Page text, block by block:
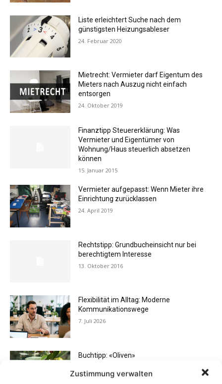
Zustimmung verwalten
Liste erleichtert Suche nach dem
günstigsten Heizungsableser
24. Februar 2020
Mietrecht: Vermieter darf Eigentum des
Mieters nach Auszug nicht einfach
entsorgen
24. Oktober 2019
Finanztipp Steuererklärung: Was
Vermieter und Eigentümer von
Wohnung/Haus steuerlich absetzen
können
15. Januar 2015
Vermieter aufgepasst: Wenn Mieter ihre
Einrichtung zurücklassen
24. April 2019
Rechtstipp: Grundbucheinsicht nur bei
berechtigtem Interesse
13. Oktober 2016
Flexibilität im Alltag: Moderne
Kommunikationswege
7. Juli 2026
Buchtipp: «Oliven»